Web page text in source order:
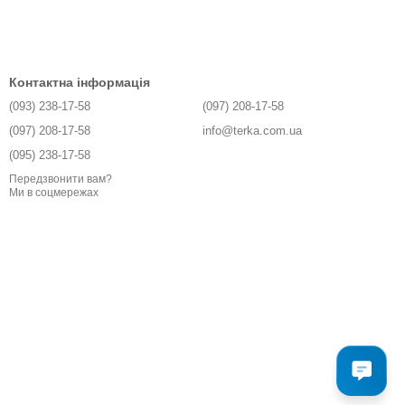
Контактна інформація
(093) 238-17-58
(097) 208-17-58
(095) 238-17-58
Передзвонити вам?
(097) 208-17-58
info@terka.com.ua
Ми в соцмережах